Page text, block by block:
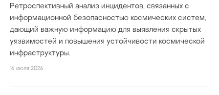
Ретроспективный анализ инцидентов, связанных с
информационной безопасностью космических систем,
дающий важную информацию для выявления скрытых
уязвимостей и повышения устойчивости космической
инфраструктуры.
16 июля 2026